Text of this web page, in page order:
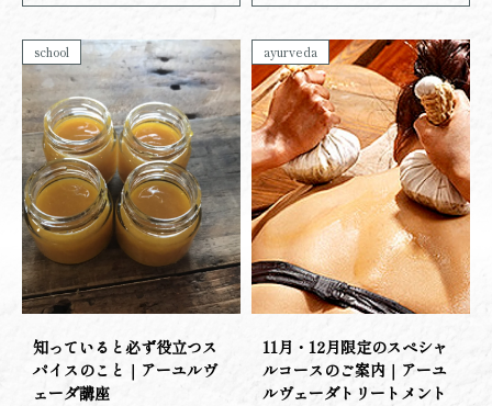
school
知っていると必ず役立つス
パイスのこと｜アーユルヴ
ェーダ講座
ayurveda
11月・12月限定のスペシャ
ルコースのご案内｜アーユ
ルヴェーダトリートメント